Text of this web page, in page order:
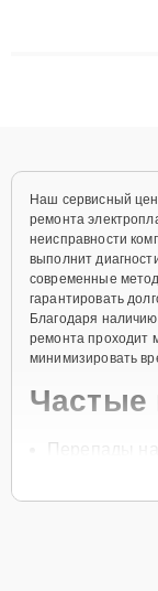
технику с
Наш сервисный
ремонта
неисправности
выполнит
современные
гарантировать
Благодаря
ремонта проходит
минимизировать
Частые
Перепады
Износ